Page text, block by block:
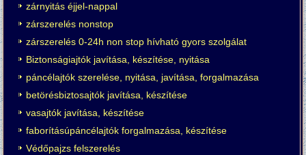
zárnyitás éjjel-nappal
zárszerelés nonstop
zárszerelés 0-24h non stop hívható gyors szolgálat
Biztonságiajtók javítása, készítése, nyitása
páncélajtók szerelése, nyitása, javítása, forgalmazása
betörésbiztosajtók javítása, készítése
vasajtók javítása, készítése
faborításúpáncélajtók forgalmazása, készítése
Védőpajzs felszerelés